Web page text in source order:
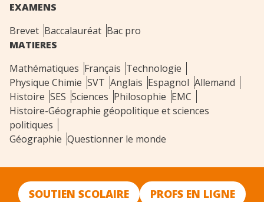
EXAMENS
Brevet Baccalauréat Bac pro
MATIERES
Mathématiques Français Technologie
Physique Chimie SVT Anglais Espagnol Allemand
Histoire SES Sciences Philosophie EMC
Histoire-Géographie géopolitique et sciences
politiques
Géographie Questionner le monde
SOUTIEN SCOLAIRE PROFS EN LIGNE